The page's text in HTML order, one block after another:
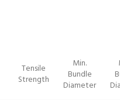
Tensile
Strength
Min.
Bundle
Diameter